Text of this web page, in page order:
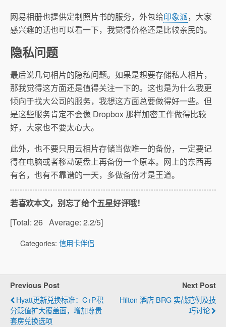
网易相册也提供定制照片书的服务，外包给印象派，大家
感兴趣的话也可以看一下，我觉得价格还是比较亲民的。
隐私问题
最后说几句相片的隐私问题。如果是想要存储私人相片，
那我觉得这方面还是值得关注一下的。这也是为什么我更
倾向于找大公司的服务，我想这方面总要做得好一些。但
是这些服务肯定不会像 Dropbox 那样加密工作做得比较
好，大家也不要太心大。
此外，也不要只用云相片存储当做唯一的备份，一定要记
得在电脑或者移动硬盘上再备份一个原本。网上的东西再
有名，也有不靠谱的一天，多做备份才是王道。
若喜欢本文，别忘了给个五星好评哦！
[Total: 26 Average: 2.2/5]
Categories: 信用卡伴侣
Previous Post
Hyatt更新兑换标准：C+P积
分贬值扩大覆盖面，增加尊贵
套房兑换选项
Next Post
Hilton 酒店 BRG 实战范例及技
巧讨论